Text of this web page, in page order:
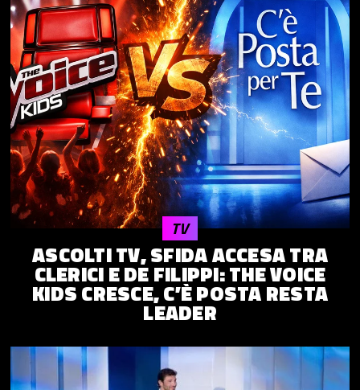
ASCOLTI TV, SFIDA ACCESA TRA
CLERICI E DE FILIPPI: THE VOICE
KIDS CRESCE, C’È POSTA RESTA
LEADER
TV